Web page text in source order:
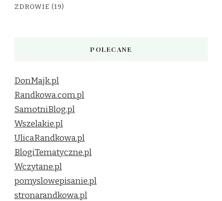
ZDROWIE (19)
POLECANE
DonMajk.pl
Randkowa.com.pl
SamotniBlog.pl
Wszelakie.pl
UlicaRandkowa.pl
BlogiTematyczne.pl
Wczytane.pl
pomyslowepisanie.pl
stronarandkowa.pl